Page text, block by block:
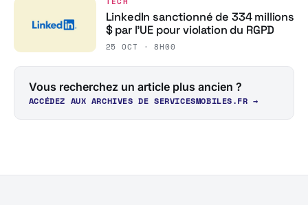
LinkedIn sanctionné de 334 millions
$ par l’UE pour violation du RGPD
25 OCT · 8H00
Vous recherchez un article plus ancien ?
ACCÉDEZ AUX ARCHIVES DE SERVICESMOBILES.FR →